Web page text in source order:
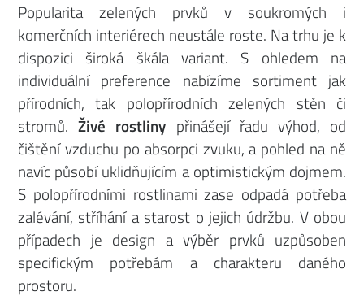
Popularita zelených prvků v soukromých i
komerčních interiérech neustále roste. Na trhu je k
dispozici široká škála variant. S ohledem na
individuální preference nabízíme sortiment jak
přírodních, tak polopřírodních zelených stěn či
stromů.Živé rostliny přinášejí řadu výhod, od
čištění vzduchu po absorpci zvuku, a pohled na ně
navíc působí uklidňujícím a optimistickým dojmem.
S polopřírodními rostlinami zase odpadá potřeba
zalévání, stříhání a starost o jejich údržbu. V obou
případech je design a výběr prvků uzpůsoben
specifickým potřebám a charakteru daného
prostoru.